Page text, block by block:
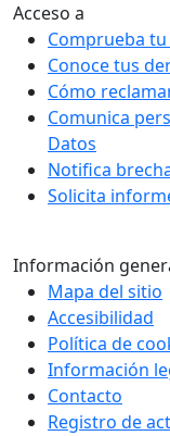
Acceso a
Comprueba tu
Conoce tus
Cómo
Comunica
Datos
Notifica
Solicita
Información
Mapa del sitio
Accesibilidad
Política de
Información
Contacto
Registro de